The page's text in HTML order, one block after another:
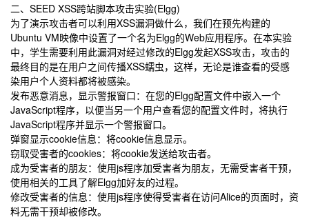
二、SEED XSS跨站脚本攻击实验(Elgg)
为了演示攻击者可以利用XSS漏洞做什么，我们在预先构建的
Ubuntu VM映像中设置了一个名为Elgg的Web应用程序。在本实验
中，学生需要利用此漏洞对经过修改的Elgg发起XSS攻击，攻击的
最终目的是在用户之间传播XSS蠕虫，这样，无论是谁查看的受感
染用户个人资料都将被感染。
发布恶意消息，显示警报窗口：在您的Elgg配置文件中嵌入一个
JavaScript程序，以便当另一个用户查看您的配置文件时，将执行
JavaScript程序并显示一个警报窗口。
弹窗显示cookie信息：将cookie信息显示。
窃取受害者的cookies：将cookie发送给攻击者。
成为受害者的朋友：使用js程序加受害者为朋友，无需受害者干预，
使用相关的工具了解Elgg加好友的过程。
修改受害者的信息：使用js程序使得受害者在访问Alice的页面时，资
料无需干预却被修改。